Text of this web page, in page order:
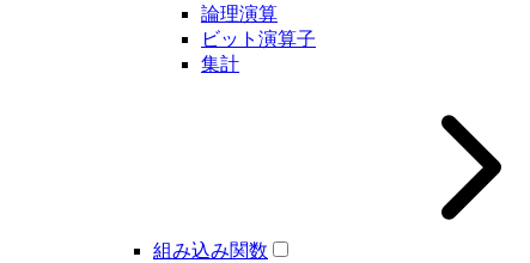
論理演算
ビット演算子
集計
組み込み関数